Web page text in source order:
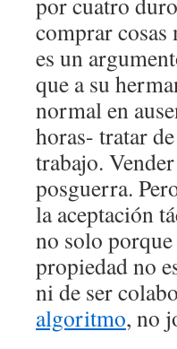
comprar
es un
que a su
normal en
horas- tratar
trabajo.
posguerra.
la aceptación
no solo
propiedad no
ni de ser
algoritmo, no